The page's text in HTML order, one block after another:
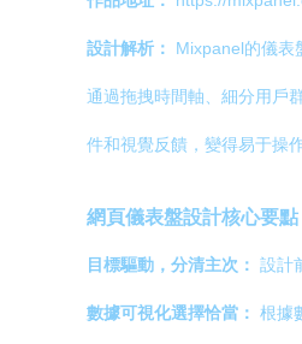
設計解析： Mixpanel的儀表
通過拖拽時間軸、細分用戶
件和視覺反饋，變得易于操作
網頁儀表盤設計核心要點
目標驅動，分清主次： 設計
數據可視化選擇恰當： 根據